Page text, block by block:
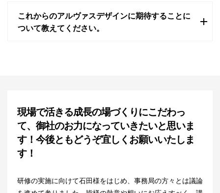
これからのアルヴァスデザインに期待することに
ついて教えてください。
現場で活きる成長の場づくりにこだわっ
て、御社のお力になっていきたいと思いま
す！今後ともどうぞ宜しくお願いいたしま
す！
研修の実施に向けて石田様をはじめ、事務局の方々とは議論